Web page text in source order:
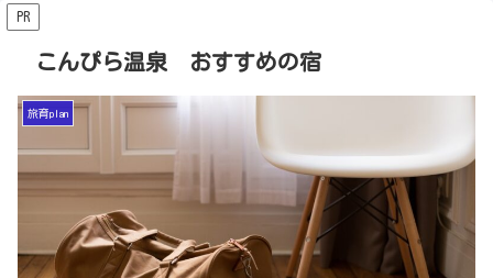
PR
こんぴら温泉 おすすめの宿
旅育plan